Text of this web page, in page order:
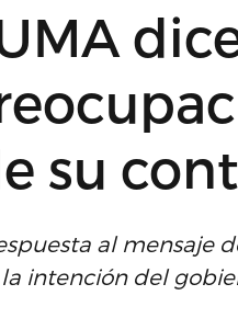
su
al mensaje
intención del